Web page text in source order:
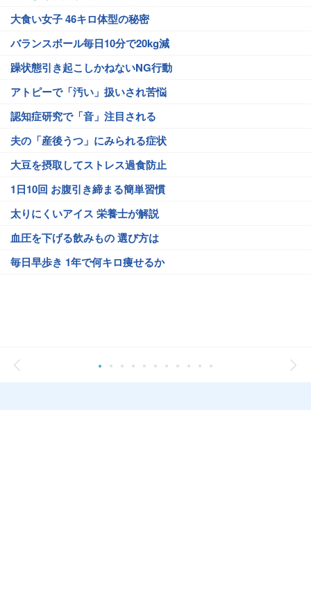
大食い女子 46キロ体型の秘密
バランスボール毎日10分で20kg減
躁状態引き起こしかねないNG行動
アトピーで「汚い」扱いされ苦悩
認知症研究で「音」注目される
夫の「産後うつ」にみられる症状
大豆を摂取してストレス過食防止
1日10回 お腹引き締まる簡単習慣
太りにくいアイス 栄養士が解説
血圧を下げる飲みもの 選び方は
毎日早歩き 1年で何キロ痩せるか